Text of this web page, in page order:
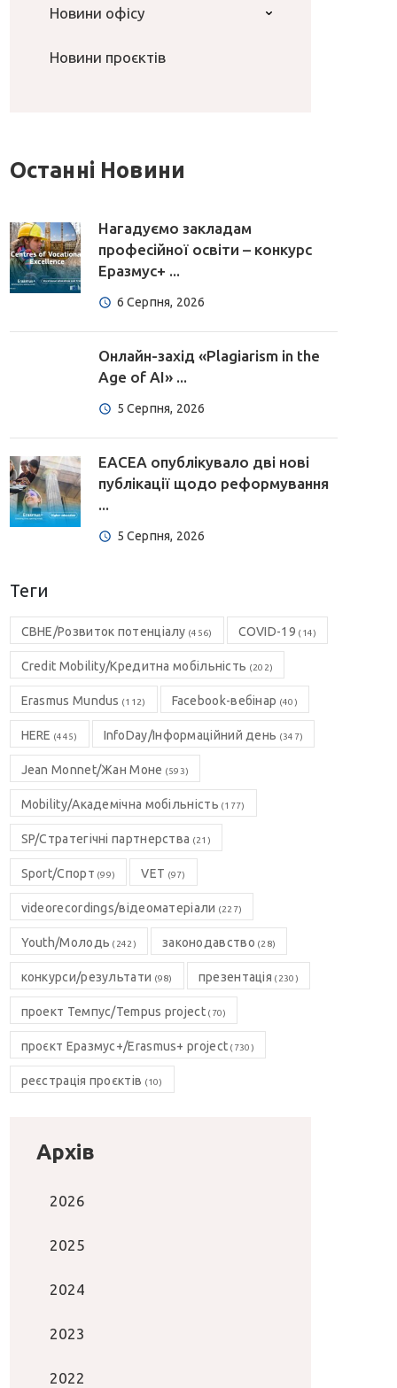
Новини офісу
Новини проєктів
Останні Новини
Нагадуємо закладам
професійної освіти – конкурс
Еразмус+ ...
6 Серпня, 2026
Онлайн-захід «Plagiarism in the
Age of AI» ...
5 Серпня, 2026
EACEA опублікувало дві нові
публікації щодо реформування
...
5 Серпня, 2026
Теги
CBHE/Розвиток потенціалу (456) COVID-19 (14)
Credit Mobility/Кредитна мобільність (202)
Erasmus Mundus (112) Facebook-вебінар (40)
HERE (445) InfoDay/Інформаційний день (347)
Jean Monnet/Жан Моне (593)
Mobility/Академічна мобільність (177)
SP/Стратегічні партнерства (21)
Sport/Спорт (99) VET (97)
videorecordings/відеоматеріали (227)
Youth/Молодь (242) законодавство (28)
конкурси/результати (98) презентація (230)
проект Темпус/Tempus project(70)
проєкт Еразмус+/Erasmus+ project (730)
реєстрація проєктів (10)
Архів
2026
2025
2024
2023
2022